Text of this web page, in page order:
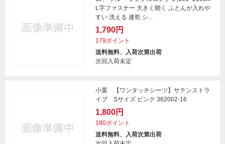
L字ファスナー 大きく開く ふとんが入れや
すい 洗える 速乾 シ...
1,790円
179ポイント
送料無料、入荷次第出荷
次回入荷未定
小栗 【ワンタッチシーツ】サテンストラ
イプ Sサイズ ピンク 362002-16
1,800円
180ポイント
送料無料、入荷次第出荷